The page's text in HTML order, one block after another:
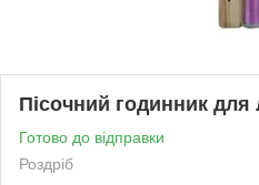
Пісочний годинник для
Готово до відправки
Роздріб